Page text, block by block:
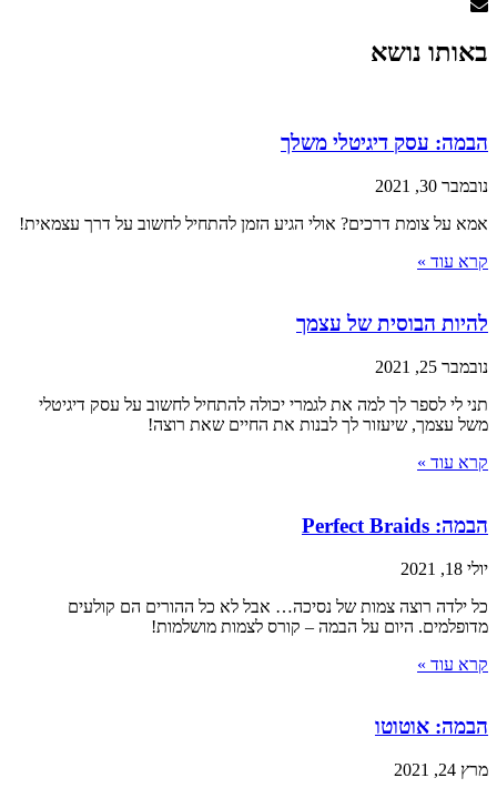
באותו נושא
הבמה: עסק דיגיטלי משלך
נובמבר 30, 2021
אמא על צומת דרכים? אולי הגיע הזמן להתחיל לחשוב על דרך עצמאית!
קרא עוד »
להיות הבוסית של עצמך
נובמבר 25, 2021
תני לי לספר לך למה את לגמרי יכולה להתחיל לחשוב על עסק דיגיטלי
משל עצמך, שיעזור לך לבנות את החיים שאת רוצה!
קרא עוד »
הבמה: Perfect Braids
יולי 18, 2021
כל ילדה רוצה צמות של נסיכה… אבל לא כל ההורים הם קולעים
מדופלמים. היום על הבמה – קורס לצמות מושלמות!
קרא עוד »
הבמה: אוטוטו
מרץ 24, 2021